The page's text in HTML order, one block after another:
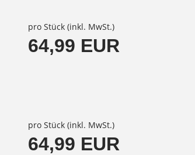
pro Stück (inkl. MwSt.)
64,99 EUR
pro Stück (inkl. MwSt.)
64,99 EUR